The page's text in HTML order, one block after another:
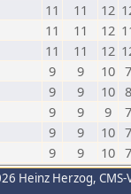
11 11 12
11 11 12
11 11 12
9 9 10
9 9 10
9 9 9
9 9 10
9 9 10
Heinz Herzog,